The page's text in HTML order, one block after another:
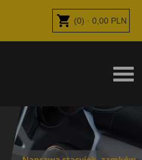
(0) · 0,00 PLN